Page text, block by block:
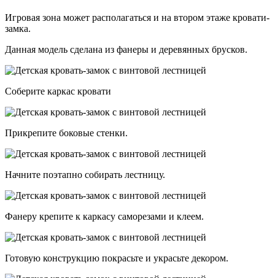
Игровая зона может располагаться и на втором этаже кровати-
замка.
Данная модель сделана из фанеры и деревянных брусков.
Соберите каркас кровати
Прикрепите боковые стенки.
Начните поэтапно собирать лестницу.
Фанеру крепите к каркасу саморезами и клеем.
Готовую конструкцию покрасьте и украсьте декором.